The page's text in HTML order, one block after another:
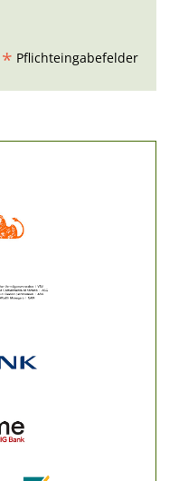
* Pflichteingabefelder